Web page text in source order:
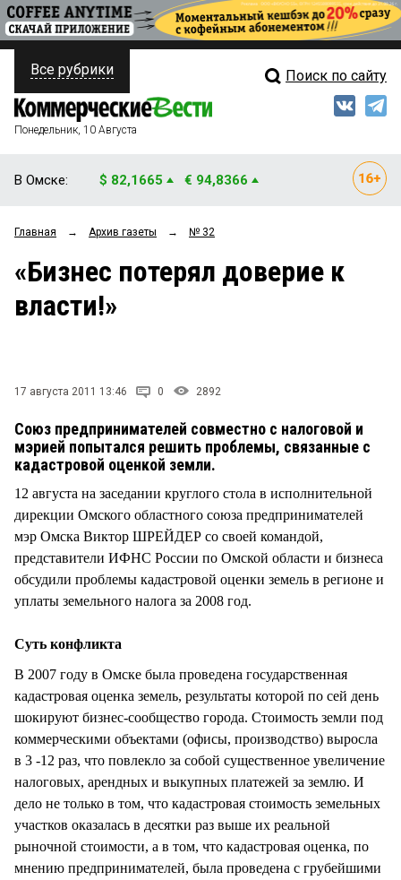
ПОЛИТИКА
ФИНАНСЫ
ОБЩЕСТВО
ЗАКОН
СТИЛЬ ЖИЗНИ
Свежий выпуск
Рейтинги
Все рубрики Поиск по сайту
Понедельник, 10 Августа
В Омске: $ 82,1665 € 94,8366
Главная → Архив газеты → № 32
«Бизнес потерял доверие к
власти!»
17 августа 2011 13:46 0 2892
Союз предпринимателей совместно с налоговой и
мэрией попытался решить проблемы, связанные с
кадастровой оценкой земли.
12 августа на заседании круглого стола в исполнительной
дирекции Омского областного союза предпринимателей
мэр Омска Виктор ШРЕЙДЕР со своей командой,
представители ИФНС России по Омской области и бизнеса
обсудили проблемы кадастровой оценки земель в регионе и
уплаты земельного налога за 2008 год.
Суть конфликта
В 2007 году в Омске была проведена государственная
кадастровая оценка земель, результаты которой по сей день
шокируют бизнес-сообщество города. Стоимость земли под
коммерческими объектами (офисы, производство) выросла
в 3 -12 раз, что повлекло за собой существенное увеличение
налоговых, арендных и выкупных платежей за землю. И
дело не только в том, что кадастровая стоимость земельных
участков оказалась в десятки раз выше их реальной
рыночной стоимости, а в том, что кадастровая оценка, по
мнению предпринимателей, была проведена с грубейшими